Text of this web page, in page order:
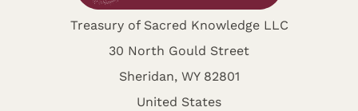
Treasury of Sacred Knowledge LLC
30 North Gould Street
Sheridan, WY 82801
United States